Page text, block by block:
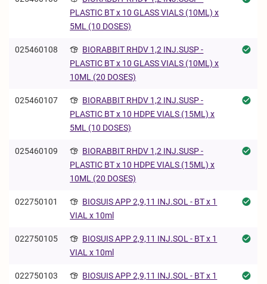
PLASTIC BT x 10 GLASS VIALS (10ML) x
5ML (10 DOSES)
025460108
BIORABBIT RHDV 1,2 INJ.SUSP -
PLASTIC BT x 10 GLASS VIALS (10ML) x
10ML (20 DOSES)
025460107
BIORABBIT RHDV 1,2 INJ.SUSP -
PLASTIC BT x 10 HDPE VIALS (15ML) x
5ML (10 DOSES)
025460109
BIORABBIT RHDV 1,2 INJ.SUSP -
PLASTIC BT x 10 HDPE VIALS (15ML) x
10ML (20 DOSES)
022750101
BIOSUIS APP 2,9,11 INJ.SOL - BT x 1
VIAL x 10ml
022750105
BIOSUIS APP 2,9,11 INJ.SOL - BT x 1
VIAL x 10ml
022750103
BIOSUIS APP 2,9,11 INJ.SOL - BT x 1